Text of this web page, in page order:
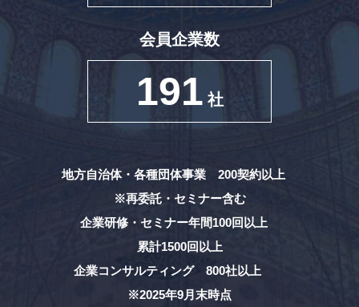
会員企業数
191 社
地方自治体・各種団体事業 200契約以上
※再委託・セミナー含む
企業研修・セミナー年間100回以上
累計1500回以上
企業コンサルティング 800社以上
※2025年9月末時点